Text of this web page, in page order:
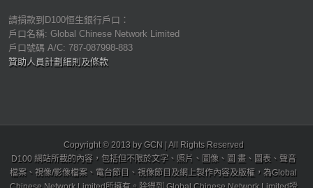
請捐款到D100恒生銀行戶口：
戶口名稱: Global Chinese Network Limited
戶口號碼 A/C: 787-087998-883
贊助人員計劃細則及條款
Copyright © 2013 by GCN | All Rights Reserved
D100 網站所載的內容，包括但不限於文字、照片、圖像、圖 畫、圖表、聲音
檔案、視像/影像檔案、電台節目、視像節目及網上製作內容及版權，為Global